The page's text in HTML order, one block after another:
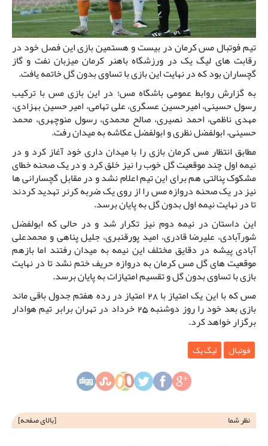
تیم فوتبال مس کرمان در بیست و هستمین بازی این فصل خود در
رقابت های لیگ یک در ورزشگاه باهنر کرمان میزبان نفت و گاز
گچساران بود که در نهایت این بازی با تساوی بدون گل خاتمه یافت.
به گزارش روابط عمومی باشگاه مس؛ در این بازی مس با ترکیب
رسول حسینی، امیرحسین عسگری، علی تهامی، امیر حسین بهزادی،
مهدی ناظمی، احمد نصیری، صالح محمدی، رسول منوچهری، محمد
حسینی، ابولفضل نظری و ابولفضل عکاشه به میدان رفت.
مطابق انتظار مس کرمان بازی را با میدان داری خود آغاز کرد و در
نیمه اول چند موقعیت گل خوب را نیز خلق کرد و در یک صحنه خطای
مشکوک پنالتی هم برای این تیم اعلام نشد و در مقابل گچسارانی ها
نیز در یک صحنه دروازه مس را از روی یک ضربه کرنر تهدید کردند
تا در نهایت نیمه اول بدون گل به پایان برسد.
این داستان در نیمه دوم نیز تکرار شد و در حالی که ابولفضل
شورآبادی، علیرضا قادری، امید پورقنبری، جلیل پناهی و محمدعلی
آبادی پیشه در دقایق مختلف این نیمه به میدان رفتند اما بازهم
موقعیت های گل مس کرمان به دروازه حریف ختم نشد تا در نهایت
بازی با تساوی بدون گل و تقسیم امتیازات به پایان برسد.
مس که با این یک امتیاز با 28 امتیاز در رده هفتم جدول باقی ماند
بازی بعد خود را روز دوشنبه 25 خرداد در تهران برابر تیم هوادار
برگزار خواهد کرد.
فوتبال لیگ یک
نظر شما [بالای صفحه]